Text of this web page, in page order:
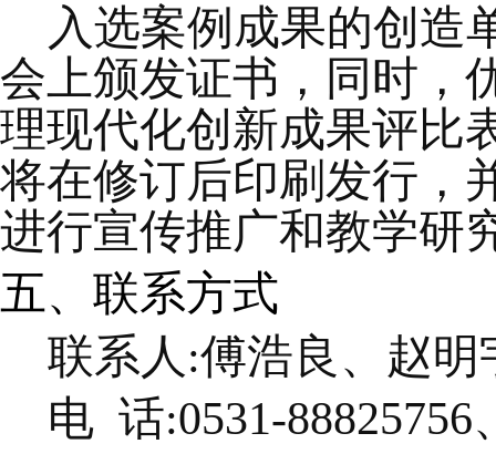
入选案例 成果的创造
会上颁发证书 ，同时
理现代化创新成果评比
将在修订后印刷 发行，
进行宣传推广和教学研
五、 联系方式
联系人 :傅浩良、赵明
电 话:0531-88825756